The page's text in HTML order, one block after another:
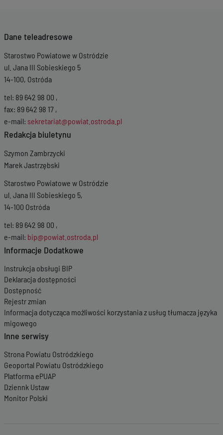
Dane teleadresowe
Starostwo Powiatowe w Ostródzie
ul. Jana III Sobieskiego 5
14-100, Ostróda
tel: 89 642 98 00 ,
fax: 89 642 98 17 ,
e-mail: sekretariat@powiat.ostroda.pl
Redakcja biuletynu
Szymon Zambrzycki
Marek Jastrzębski
Starostwo Powiatowe w Ostródzie
ul. Jana III Sobieskiego 5,
14-100 Ostróda
tel: 89 642 98 00 ,
e-mail: bip@powiat.ostroda.pl
Informacje Dodatkowe
Instrukcja obsługi BIP
Deklaracja dostępności
Dostępność
Rejestr zmian
Informacja dotycząca możliwości korzystania z usług tłumacza języka
migowego
Inne serwisy
Strona Powiatu Ostródzkiego
Geoportal Powiatu Ostródzkiego
Platforma ePUAP
Dziennk Ustaw
Monitor Polski